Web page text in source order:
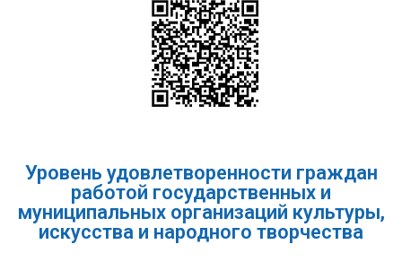
Уровень удовлетворенности граждан
работой государственных и
муниципальных организаций культуры,
искусства и народного творчества